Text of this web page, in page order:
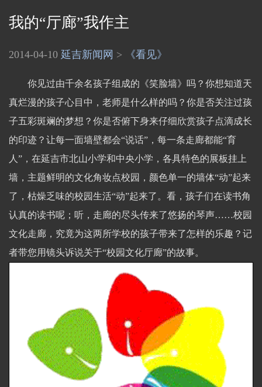
我的“厅廊”我作主
2014-04-10 延吉新闻网 > 《看见》
你见过由千余名孩子组成的《笑脸墙》吗？你想知道天
真烂漫的孩子心目中，老师是什么样的吗？你是否关注过孩
子五彩斑斓的梦想？你是否俯下身来仔细欣赏孩子点滴成长
的印迹？让每一面墙壁都会“说话”，每一条走廊都能“育
人”，在延吉市北山小学和中央小学，各具特色的展板挂上
墙，主题鲜明的文化角妆点校园，颜色单一的墙体“动”起来
了，枯燥乏味的校园生活“动”起来了。看，孩子们在读书角
认真的读书呢；听，走廊的尽头传来了悠扬的琴声……校园
文化走廊，究竟为这两所学校的孩子带来了怎样的乐趣？记
者带您用镜头诉说关于“校园文化厅廊”的故事。